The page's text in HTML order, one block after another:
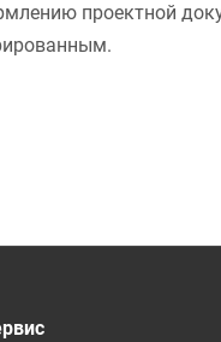
проектной